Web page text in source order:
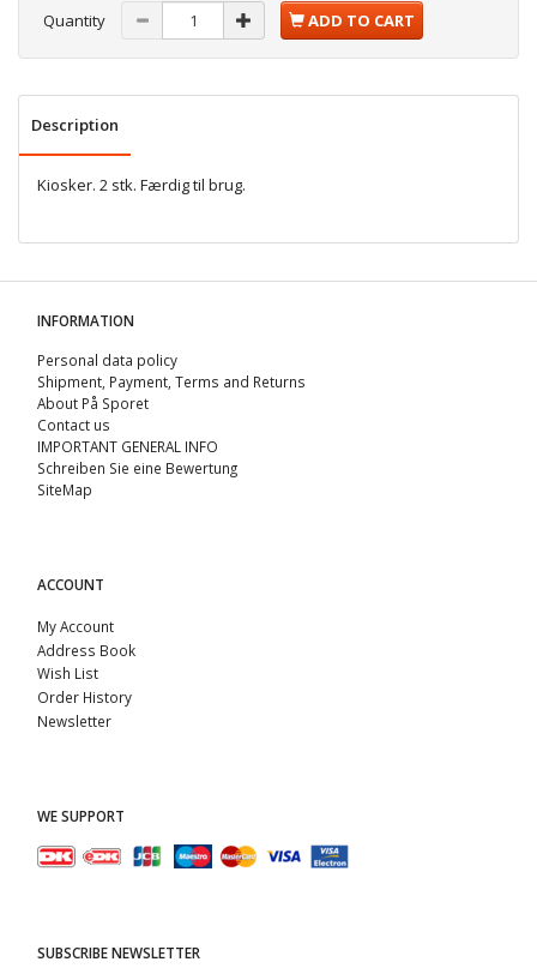
Quantity ADD TO CART
Description
Kiosker. 2 stk. Færdig til brug.
INFORMATION
Personal data policy
Shipment, Payment, Terms and Returns
About På Sporet
Contact us
IMPORTANT GENERAL INFO
Schreiben Sie eine Bewertung
SiteMap
ACCOUNT
My Account
Address Book
Wish List
Order History
Newsletter
WE SUPPORT
SUBSCRIBE NEWSLETTER